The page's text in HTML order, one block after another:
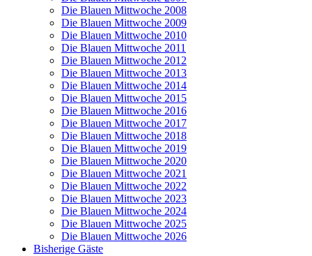
Die Blauen Mittwoche 2008
Die Blauen Mittwoche 2009
Die Blauen Mittwoche 2010
Die Blauen Mittwoche 2011
Die Blauen Mittwoche 2012
Die Blauen Mittwoche 2013
Die Blauen Mittwoche 2014
Die Blauen Mittwoche 2015
Die Blauen Mittwoche 2016
Die Blauen Mittwoche 2017
Die Blauen Mittwoche 2018
Die Blauen Mittwoche 2019
Die Blauen Mittwoche 2020
Die Blauen Mittwoche 2021
Die Blauen Mittwoche 2022
Die Blauen Mittwoche 2023
Die Blauen Mittwoche 2024
Die Blauen Mittwoche 2025
Die Blauen Mittwoche 2026
Bisherige Gäste